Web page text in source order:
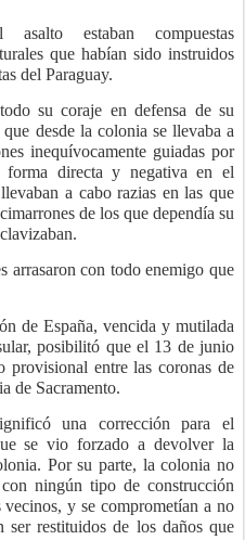
estaban compuestas
que habían sido instruidos
del Paraguay.
su coraje en defensa de su
desde la colonia se llevaba a
inequívocamente guiadas por
forma directa y negativa en el
a cabo razias en las que
de los que dependía su
arrasaron con todo enemigo que
de España, vencida y mutilada
posibilitó que el 13 de junio
provisional entre las coronas de
de Sacramento.
una corrección para el
se vio forzado a devolver la
Por su parte, la colonia no
ningún tipo de construcción
y se comprometían a no
ser restituidos de los daños que